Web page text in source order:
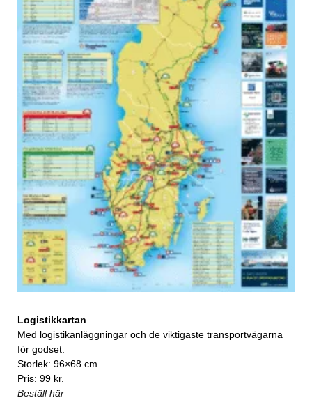
Logistikkartan
Med logistikanläggningar och de viktigaste transportvägarna
för godset.
Storlek: 96×68 cm
Pris: 99 kr.
Beställ här